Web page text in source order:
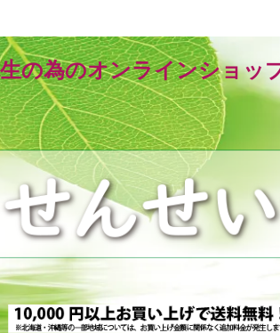
の為のオンラインショッ